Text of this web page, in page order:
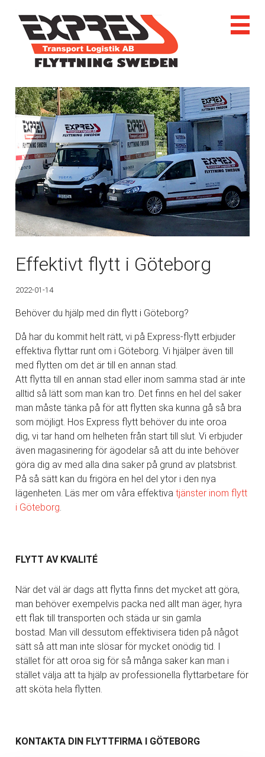
Effektivt flytt i Göteborg
2022-01-14
Behöver du hjälp med din flytt i Göteborg?
Då har du kommit helt rätt, vi på Express-flytt erbjuder
effektiva flyttar runt om i Göteborg. Vi hjälper även till
med flytten om det är till en annan stad.
Att flytta till en annan stad eller inom samma stad är inte
alltid så lätt som man kan tro. Det finns en hel del saker
man måste tänka på för att flytten ska kunna gå så bra
som möjligt. Hos Express flytt behöver du inte oroa
dig, vi tar hand om helheten från start till slut. Vi erbjuder
även magasinering för ägodelar så att du inte behöver
göra dig av med alla dina saker på grund av platsbrist.
På så sätt kan du frigöra en hel del ytor i den nya
lägenheten. Läs mer om våra effektiva tjänster inom flytt
i Göteborg
FLYTT AV KVALITÉ
När det väl är dags att flytta finns det mycket att göra,
man behöver exempelvis packa ned allt man äger, hyra
ett flak till transporten och städa ur sin gamla
bostad. Man vill dessutom effektivisera tiden på något
sätt så att man inte slösar för mycket onödig tid. I
stället för att oroa sig för så många saker kan man i
stället välja att ta hjälp av professionella flyttarbetare för
att sköta hela flytten.
KONTAKTA DIN FLYTTFIRMA I GÖTEBORG